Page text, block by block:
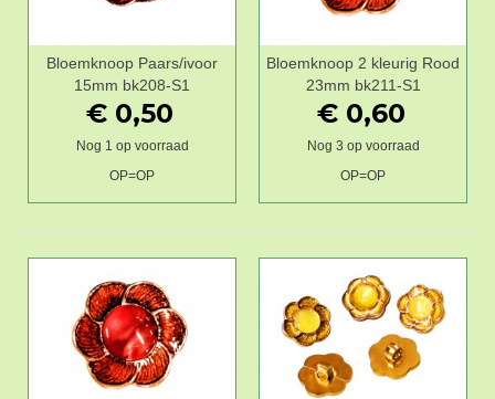
Bloemknoop Paars/ivoor
15mm bk208-S1
€ 0,50
Nog 1 op voorraad
OP=OP
Bloemknoop 2 kleurig Rood
23mm bk211-S1
€ 0,60
Nog 3 op voorraad
OP=OP